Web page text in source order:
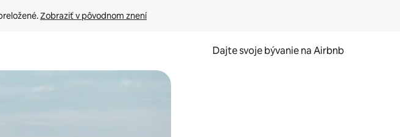
Zobraziť v pôvodnom znení
Dajte svoje bývanie na Airbnb